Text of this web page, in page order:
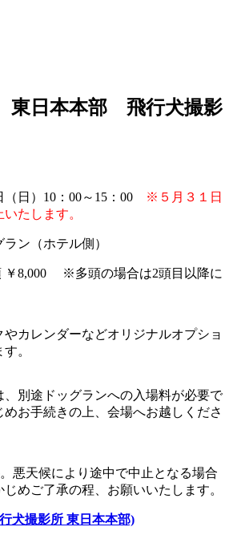
東日本本部 飛行犬撮影
（日）10：00～15：00
※５月３１日
たします。
ン（ホテル側）
￥8,000 ※多頭の場合は2頭目以降に
カレンダーなどオリジナルオプショ
。
別途ドッグランへの入場料が必要で
お手続きの上、会場へお越しくださ
悪天候により途中で中止となる場合
めご了承の程、お願いいたします。
犬撮影所 東日本本部)